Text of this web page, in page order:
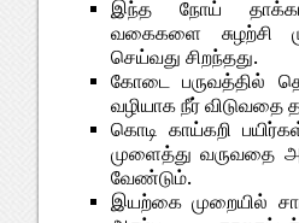
இந்த நோய்
வகைகளை சுழற்சி
செய்வது சிறந்தது.
கோடை பருவத்தில்
வழியாக நீர் விடுவதை
கொடி காய்கறி
முளைத்து வருவதை
வேண்டும்.
இயற்கை முறையில்